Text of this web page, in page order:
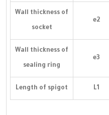
e2
Wall thickness of
socket
e3
Wall thickness of
sealing ring
L1
Length of spigot